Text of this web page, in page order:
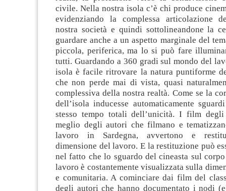
civile. Nella nostra isola c’è chi produce
evidenziando la complessa articolazione
nostra società e quindi sottolineandone la
guardare anche a un aspetto marginale del
piccola, periferica, ma lo si può fare
tutti. Guardando a 360 gradi sul mondo del
isola è facile ritrovare la natura puntiforme
che non perde mai di vista, quasi
complessiva della nostra realtà. Come se la
dell’isola inducesse automaticamente
stesso tempo totali dell’unicità. I film
meglio degli autori che filmano e
lavoro in Sardegna, avvertono e
dimensione del lavoro. E la restituzione può
nel fatto che lo sguardo del cineasta sul
lavoro è costantemente visualizzata sulla
e comunitaria. A cominciare dai film del
degli autori che hanno documentato i nodi